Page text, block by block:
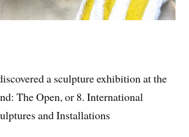
a sculpture exhibition at the
The Open, or 8. International
and Installations